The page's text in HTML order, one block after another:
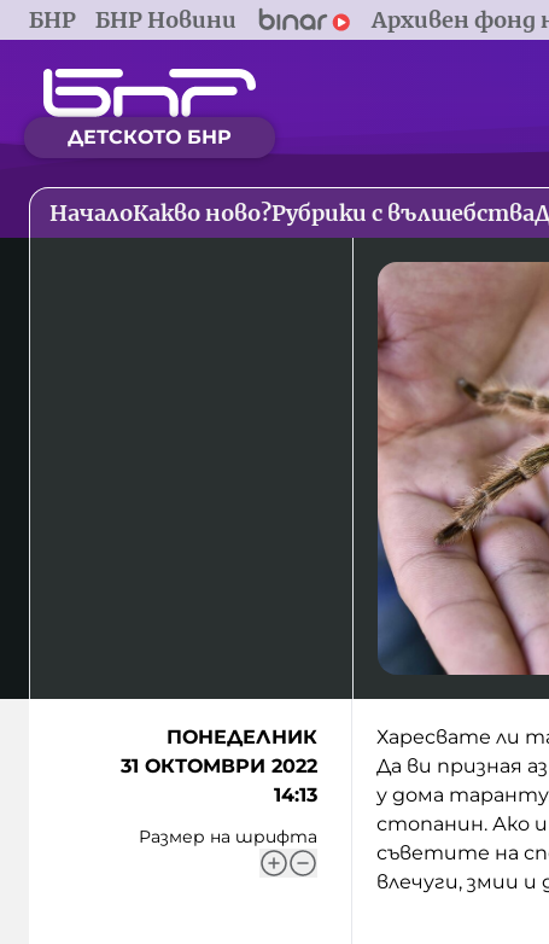
БНР БНР Новини Архивен фонд
ДЕТСКОТО БНР
НачалоКакво ново?Рубрики с вълшебства
ПОНЕДЕЛНИК
31 ОКТОМВРИ 2022
14:13
Размер на шрифта
Харесвате ли
Да ви призная
у дома
стопанин. Ако
съветите на
влечуги, змии